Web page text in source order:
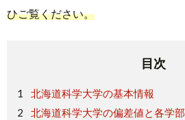
ひご覧ください。
目次
北海道科学大学の基本情報
北海道科学大学の偏差値と各学部